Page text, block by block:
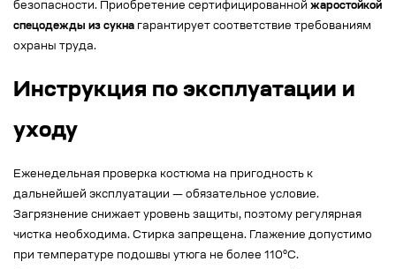
безопасности. Приобретение сертифицированной жаростойкой
спецодежды из сукна гарантирует соответствие требованиям
охраны труда.
Инструкция по эксплуатации и
уходу
Еженедельная проверка костюма на пригодность к
дальнейшей эксплуатации — обязательное условие.
Загрязнение снижает уровень защиты, поэтому регулярная
чистка необходима. Стирка запрещена. Глажение допустимо
при температуре подошвы утюга не более 110°С.